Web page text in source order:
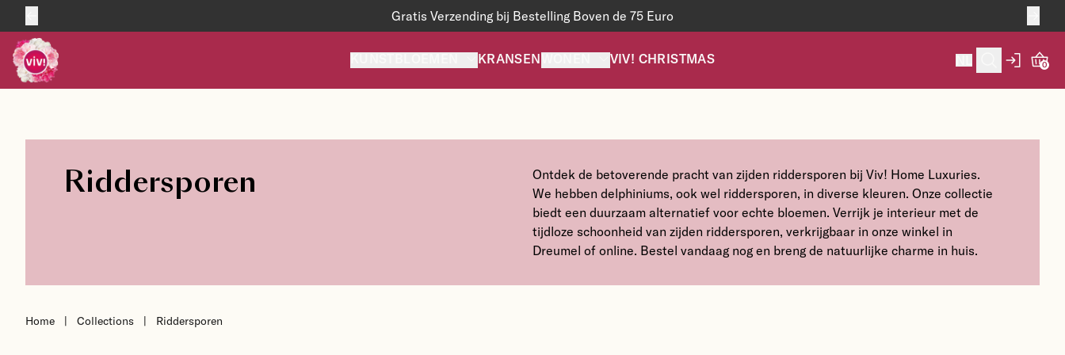
Skip to content Gratis Verzending bij Bestelling Boven de 75 Euro
KRANSEN VIV! CHRISTMAS 0
Riddersporen
Ontdek de betoverende pracht van zijden riddersporen bij Viv! Home Luxuries.
We hebben delphiniums, ook wel riddersporen, in diverse kleuren. Onze collectie
biedt een duurzaam alternatief voor echte bloemen. Verrijk je interieur met de
tijdloze schoonheid van zijden riddersporen, verkrijgbaar in onze winkel in
Dreumel of online. Bestel vandaag nog en breng de natuurlijke charme in huis.
Home | Collections | Riddersporen